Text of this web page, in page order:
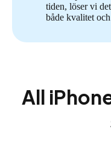
tiden, löser vi
både kvalitet
All